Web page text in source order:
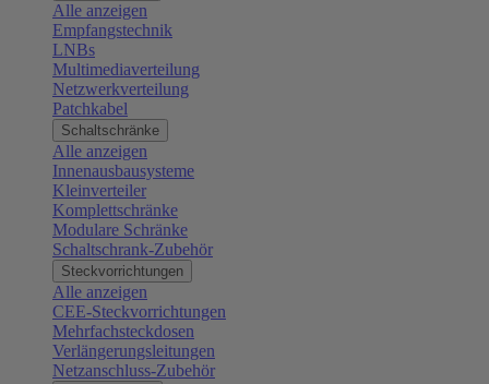
Alle anzeigen
Empfangstechnik
LNBs
Multimediaverteilung
Netzwerkverteilung
Patchkabel
Schaltschränke
Alle anzeigen
Innenausbausysteme
Kleinverteiler
Komplettschränke
Modulare Schränke
Schaltschrank-Zubehör
Steckvorrichtungen
Alle anzeigen
CEE-Steckvorrichtungen
Mehrfachsteckdosen
Verlängerungsleitungen
Netzanschluss-Zubehör